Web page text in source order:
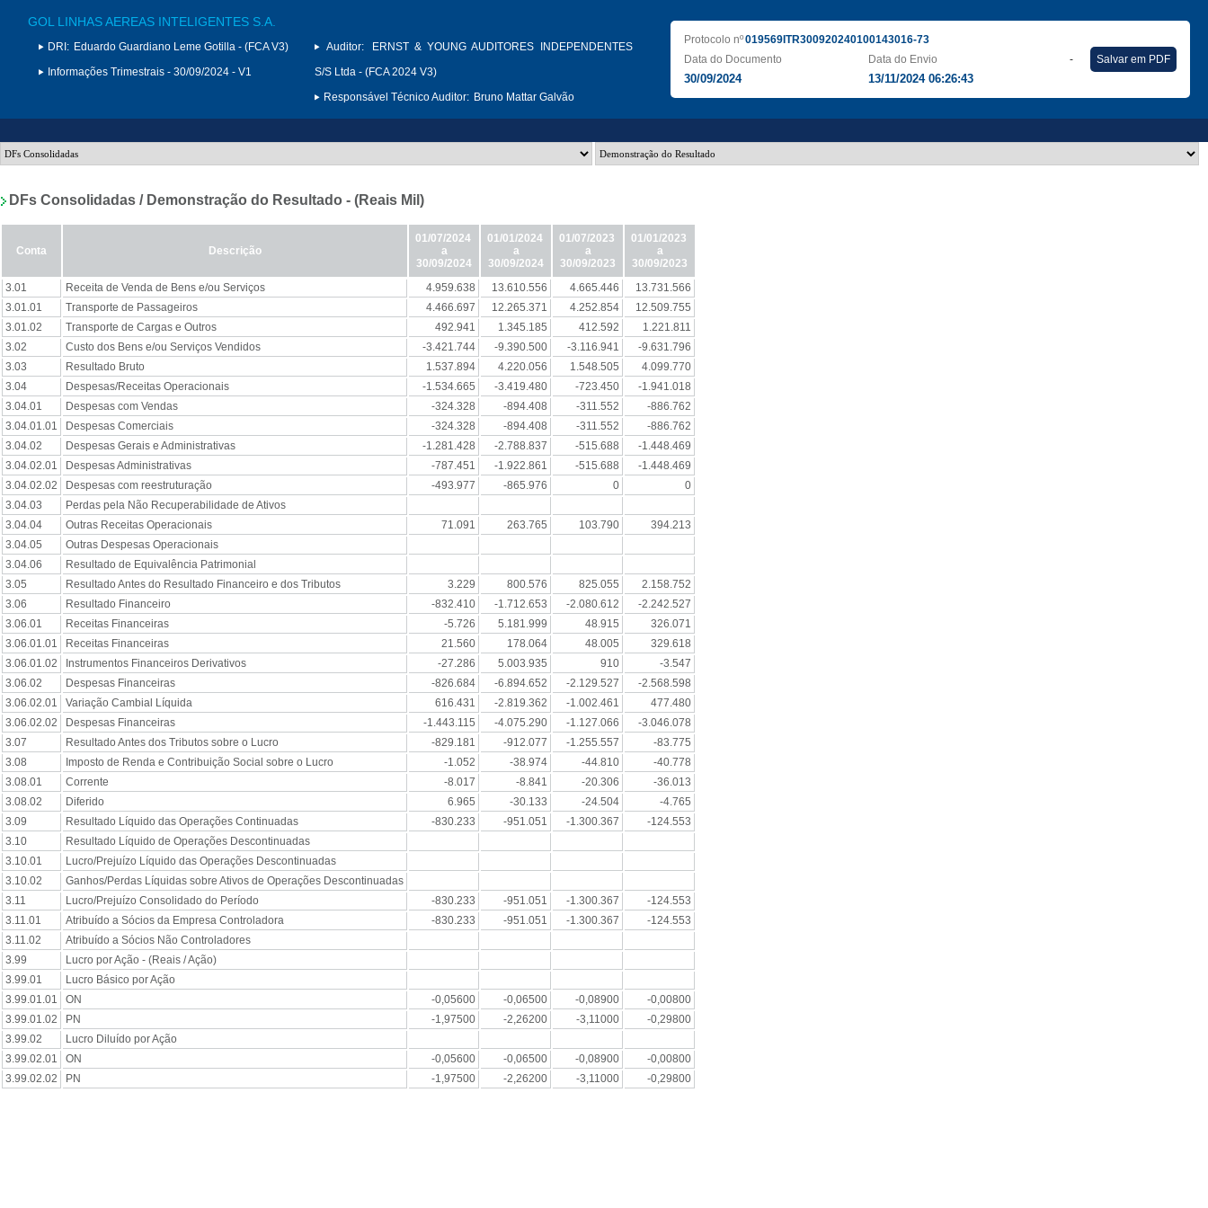
GOL LINHAS AEREAS INTELIGENTES S.A.
DRI: Eduardo Guardiano Leme Gotilla - (FCA V3)
Informações Trimestrais - 30/09/2024 - V1
Auditor:
ERNST & YOUNG AUDITORES INDEPENDENTES
S/S Ltda - (FCA 2024 V3)
Responsável Técnico Auditor: Bruno Mattar Galvão
Protocolo nº019569ITR300920240100143016-73
Data do Documento
30/09/2024
Data do Envio
13/11/2024 06:26:43
- Salvar em PDF